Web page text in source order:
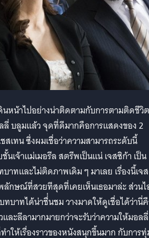
นหน้าไปอย่างน่าติดตามกับการตามติดชีวิต
ลี่ บลูมแล้ว จุดที่ดีมากคือการแสดงของ 2
สเทน ซึ่งผมเชื่อว่าความสามารถระดับนี้
นเจ้าแม่เมอรีล สตรีพเป็นแน่ เจสซิก้า เป็น
าทและไม่ติดภาพเดิม ๆ มาเลย เรื่องนี้เจส
กษณ์ที่สวยทีสุดที่เคยเห็นเธอมาล่ะ ส่วน
ทบาทได้น่าชื่่นชม วางมาดให้ดูเชื่อได้ว่านี่
ละลีลามากมายกว่าจะรับว่าความให้มอลลี่
ให้เรื่องราวของหนังสนุกขึ้นมาก กับการ